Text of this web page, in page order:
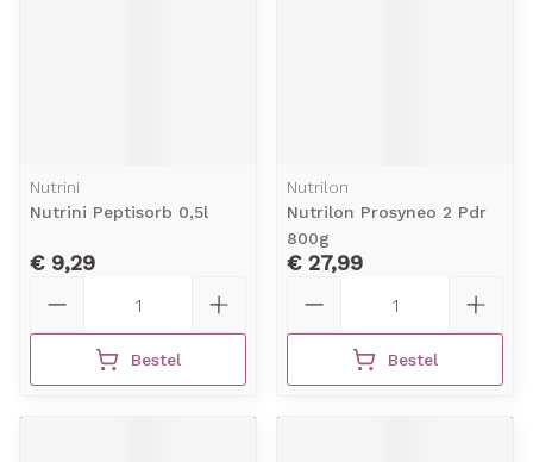
Nutrini
Nutrini Peptisorb 0,5l
€ 9,29
Bestel
Nutrilon
Nutrilon Prosyneo 2 Pdr
800g
€ 27,99
Bestel